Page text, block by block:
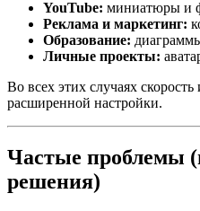
YouTube: миниатюры и
Реклама и маркетинг:
Образование:
Личные проекты:
Во всех этих случаях
расширенной настройки.
Частые проблемы
решения)